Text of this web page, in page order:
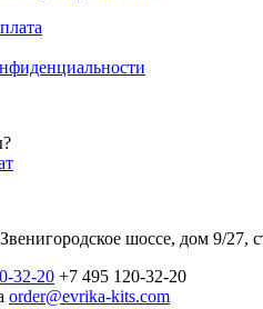
шоссе, дом 9/27,
32-20 +7 495 120-32-20
order@evrika-kits.com